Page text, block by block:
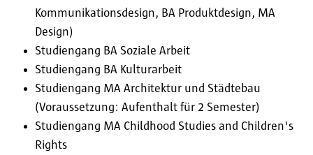
Kommunikationsdesign, BA Produktdesign, MA
Design)
Studiengang BA Soziale Arbeit
Studiengang BA Kulturarbeit
Studiengang MA Architektur und Städtebau
(Voraussetzung: Aufenthalt für 2 Semester)
Studiengang MA Childhood Studies and Children's
Rights